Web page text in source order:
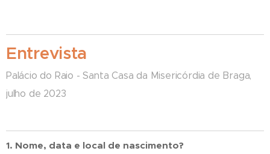
Entrevista
Palácio do Raio - Santa Casa da Misericórdia de Braga,
julho de 2023
1. Nome, data e local de nascimento?